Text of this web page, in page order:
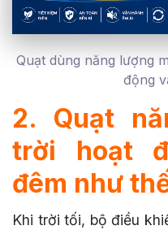
Quạt dùng năng lượng
động
2. Quạt
trời hoạt
đêm như
Khi trời tối, bộ điều